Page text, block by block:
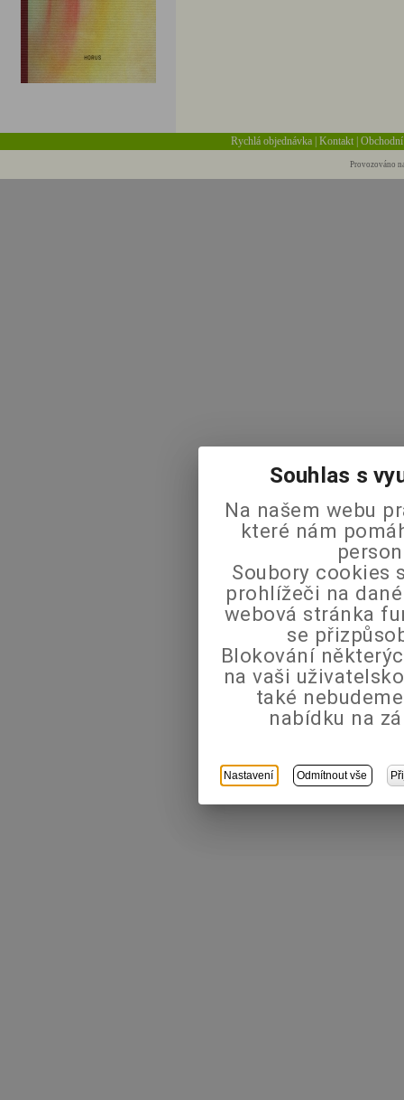
Rychlá objednávka |Kontakt |
Provozováno
Souhlas s
Na našem webu
které nám
Soubory cookies
prohlížeči na
webová stránka
se
Blokování
na vaši
také
nabídku na
Nastavení Odmítnout vše